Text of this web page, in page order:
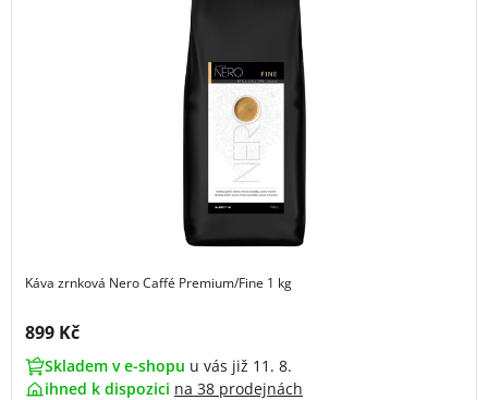
Káva zrnková Nero Caffé Premium/Fine 1 kg
Cena s DPH:
899 Kč
Skladem v e-shopu u vás již 11. 8.
ihned k dispozici na 38 prodejnách